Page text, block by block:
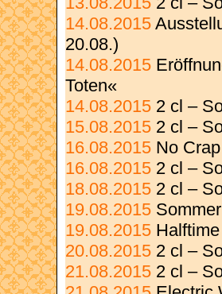
14.08.2015
20.08.)
14.08.2015
Toten«
14.08.2015 2 cl –
15.08.2015 2 cl –
16.08.2015 No
16.08.2015 2 cl –
18.08.2015 2 cl –
19.08.2015
19.08.2015
20.08.2015 2 cl –
21.08.2015 2 cl –